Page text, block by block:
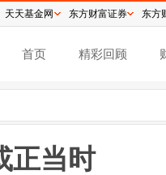
首页 精彩回顾
正当时
天天基金网 东方财富证券 东方